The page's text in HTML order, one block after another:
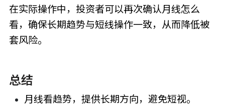
在实际操作中，投资者可以再次确认月线怎么
看，确保长期趋势与短线操作一致，从而降低被
套风险。
总结
月线看趋势，提供长期方向，避免短视。